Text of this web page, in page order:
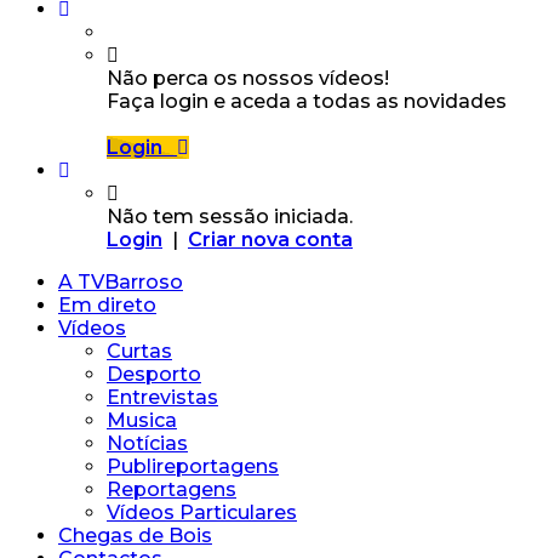
Não perca os nossos vídeos!
Faça login e aceda a todas as novidades
Login
Não tem sessão iniciada.
Login | Criar nova conta
A TVBarroso
Em direto
Vídeos
Curtas
Desporto
Entrevistas
Musica
Notícias
Publireportagens
Reportagens
Vídeos Particulares
Chegas de Bois